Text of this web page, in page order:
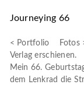
Journeying 66
< Portfolio Fotos
Verlag erschienen.
Mein 66.
dem Lenkrad die